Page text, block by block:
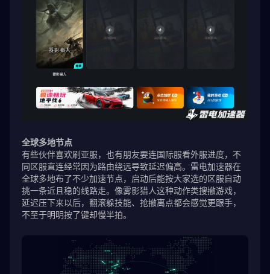
全球多地节点
有些伙伴喜欢刷亚服，也有朋友要连国际服看外服进度，不
同区服直连经常因为路由绕远导致延迟偏高。雷电加速器在
全球多地布了不少加速节点，启动后能按大家选的区服自动
挑一条近且稳的线路走。像雾影猎人这种动作类搜撤游戏，
延迟压下来以后，翻滚躲技能、抢撤离点都会感觉更跟手，
不至于明明按了键却慢半拍。